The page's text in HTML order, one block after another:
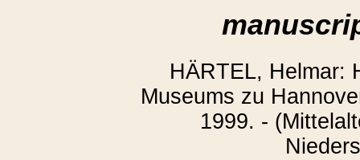
HÄRTEL, Helmar:
Museums zu
1999. -